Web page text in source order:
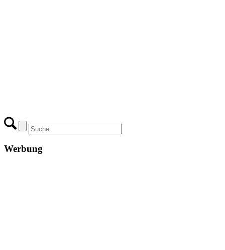
Werbung